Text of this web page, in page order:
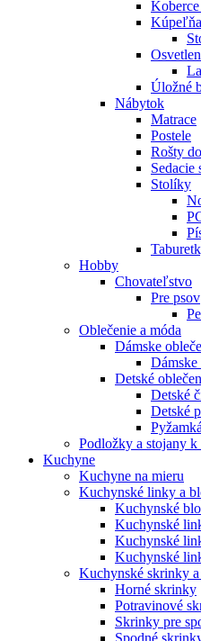
Kúpeľňa
Úložné
Nábytok
Matrace
Postele
Rošty
Sedacie
Stolíky
Hobby
Chovateľstvo
Pre psov
Oblečenie a móda
Dámske
Dámske
Detské
Detské
Detské
Podložky a stojany
Kuchyne
Kuchyne na mieru
Kuchynské linky a
Kuchynské
Kuchynské
Kuchynské
Kuchynské
Kuchynské skrinky
Horné skrinky
Potravinové
Skrinky pre
Spodné